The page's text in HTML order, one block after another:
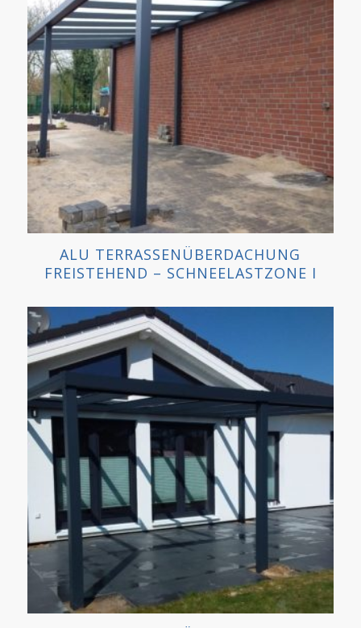
ALU TERRASSENÜBERDACHUNG
FREISTEHEND – SCHNEELASTZONE I